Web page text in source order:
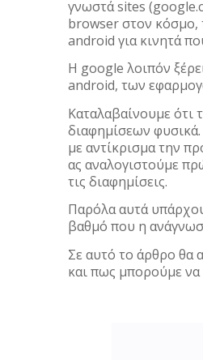
γνωστά sites
browser στον κόσμο,
android για κινητά
Η google λοιπόν
android, των
Καταλαβαίνουμε ότι
διαφημίσεων φυσικά.
με αντίκρισμα την
ας αναλογιστούμε
τις διαφημίσεις.
Παρόλα αυτά
βαθμό που η
Σε αυτό το άρθρο θα
και πως μπορούμε να